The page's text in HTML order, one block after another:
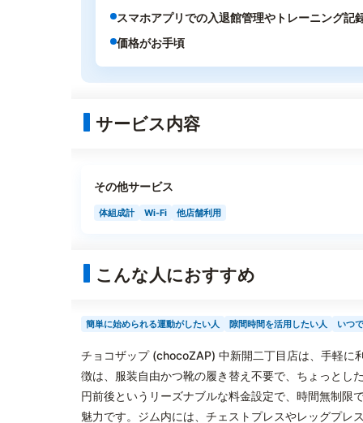
スマホアプリでの入退館管理やトレーニング記
価格がお手頃
サービス内容
その他サービス
体組成計 Wi-Fi 他店舗利用
こんな人におすすめ
簡単に始められる運動がしたい人 隙間時間を活用したい人 いつ
チョコザップ (chocoZAP) 中新開二丁目店は、手軽に
徴は、服装自由かつ靴の履き替え不要で、ちょっと
円前後というリーズナブルな料金設定で、時間無制限
魅力です。ジム内には、チェストプレスやレッグプレ